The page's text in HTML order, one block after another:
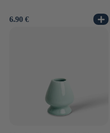
Normale
6.90 €